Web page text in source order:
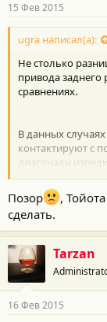
15 Фев 2015
ugra написал(а):
Не столько
привода заднего
сравнениях.
В данных
контактируют с
диагонали
Не зря ребята
Позор
,
сделать.
Tarzan
16 Фев 2015